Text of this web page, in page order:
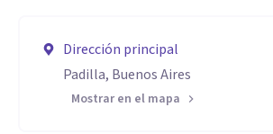
Dirección principal
Padilla, Buenos Aires
Mostrar en el mapa